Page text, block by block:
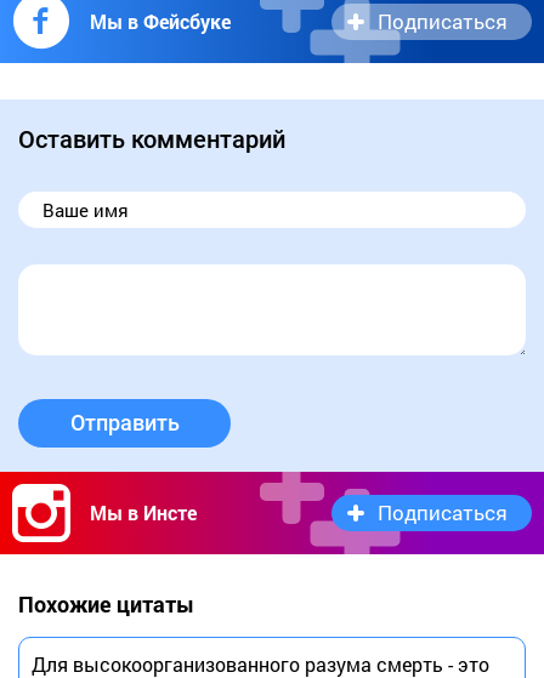
Мы в Фейсбуке Подписаться
Оставить комментарий
Отправить
Мы в Инсте Подписаться
Похожие цитаты
Для высокоорганизованного разума смерть - это